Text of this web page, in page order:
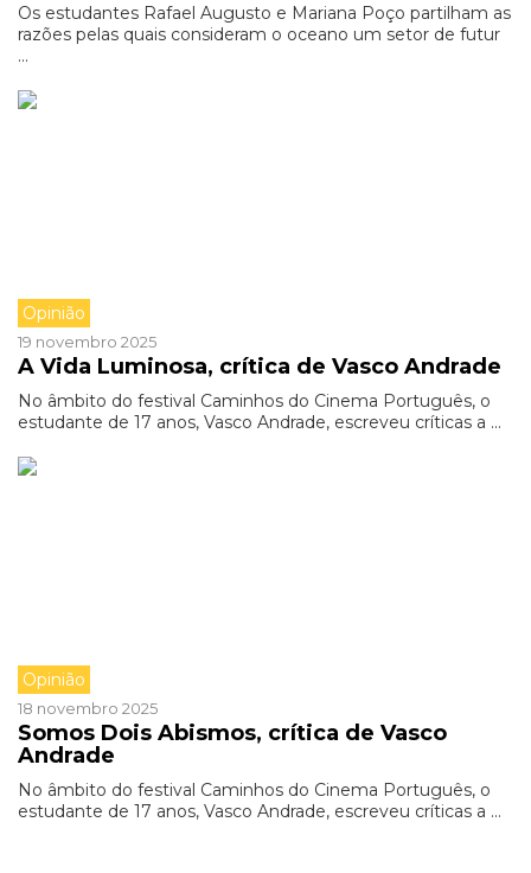
Os estudantes Rafael Augusto e Mariana Poço partilham as
razões pelas quais consideram o oceano um setor de futur
...
Opinião
19 novembro 2025
A Vida Luminosa, crítica de Vasco Andrade
No âmbito do festival Caminhos do Cinema Português, o
estudante de 17 anos, Vasco Andrade, escreveu críticas a ...
Opinião
18 novembro 2025
Somos Dois Abismos, crítica de Vasco
Andrade
No âmbito do festival Caminhos do Cinema Português, o
estudante de 17 anos, Vasco Andrade, escreveu críticas a ...